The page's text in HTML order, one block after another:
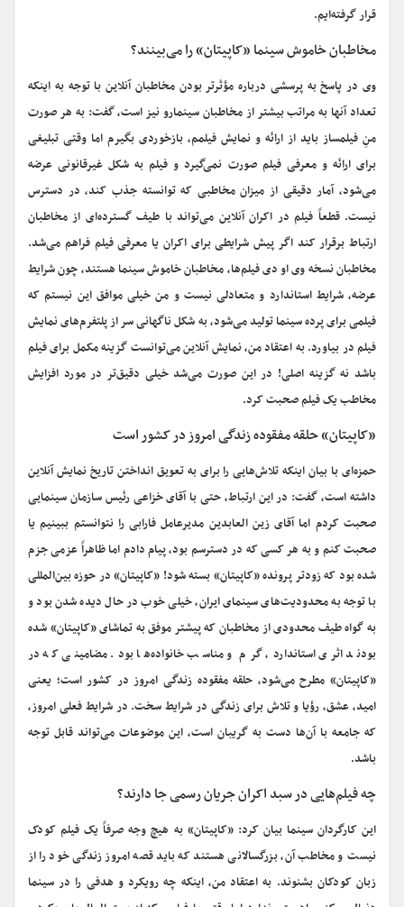
قرار گرفته‌ایم.
مخاطبان خاموش سینما «کاپیتان» را می‌بینند؟
وی در پاسخ به پرسشی درباره مؤثرتر بودن مخاطبان آنلاین با توجه به اینکه
تعداد آنها به مراتب بیشتر از مخاطبان سینمارو نیز است، گفت: به هر صورت
منِ فیلمساز باید از ارائه و نمایش فیلمم، بازخوردی بگیرم اما وقتی تبلیغی
برای ارائه و معرفی فیلم صورت نمی‌گیرد و فیلم به شکل غیرقانونی عرضه
می‌شود، آمار دقیقی از میزان مخاطبی که توانسته جذب کند، در دسترس
نیست. قطعاً فیلم در اکران آنلاین می‌تواند با طیف گسترده‌ای از مخاطبان
ارتباط برقرار کند اگر پیش شرایطی برای اکران یا معرفی فیلم فراهم می‌شد.
مخاطبان نسخه وی او دی فیلم‌ها، مخاطبان خاموش سینما هستند، چون شرایط
عرضه، شرایط استاندارد و متعادلی نیست و من خیلی موافق این نیستم که
فیلمی برای پرده سینما تولید می‌شود، به شکل ناگهانی سر از پلتفرم‌های نمایش
فیلم در بیاورد. به اعتقاد من، نمایش آنلاین می‌توانست گزینه مکمل برای فیلم
باشد نه گزینه اصلی! در این صورت می‌شد خیلی دقیق‌تر در مورد افزایش
مخاطب یک فیلم صحبت کرد.
«کاپیتان» حلقه مفقوده زندگی امروز در کشور است
حمزه‌ای با بیان اینکه تلاش‌هایی را برای به تعویق انداختن تاریخ نمایش آنلاین
داشته است، گفت: در این ارتباط، حتی با آقای خزاعی رئیس سازمان سینمایی
صحبت کردم اما آقای زین العابدین مدیرعامل فارابی را نتوانستم ببینیم یا
صحبت کنم و به هر کسی که در دسترسم بود، پیام دادم اما ظاهراً عزمی جزم
شده بود که زودتر پرونده «کاپیتان» بسته شود! «کاپیتان» در حوزه بین‌المللی
با توجه به محدودیت‌های سینمای ایران، خیلی خوب در حال دیده شدن بود و
به گواه طیف محدودی از مخاطبان که پیشتر موفق به تماشای «کاپیتان» شده
بودند اثری استاندارد، گرم و مناسب خانواده‌ها بود. مضامینی که در
«کاپیتان» مطرح می‌شود، حلقه مفقوده زندگی امروز در کشور است؛ یعنی
امید، عشق، رؤیا و تلاش برای زندگی در شرایط سخت. در شرایط فعلی امروز،
که جامعه با آن‌ها دست به گریبان است، این موضوعات می‌تواند قابل توجه
باشد.
چه فیلم‌هایی در سبد اکران جریان رسمی جا دارند؟
این کارگردان سینما بیان کرد: «کاپیتان» به هیچ وجه صرفاً یک فیلم کودک
نیست و مخاطب آن، بزرگسالانی هستند که باید قصه امروز زندگی خود را از
زبان کودکان بشنوند. به اعتقاد من، اینکه چه رویکرد و هدفی را در سینما